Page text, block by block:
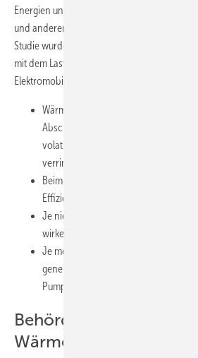
Energien und einer stromlastgeführten
und anderen Stromverbrauchern im
Studie wurden statische und dynamische
mit dem Lastverschiebepotenzial von
Elektromobilität verglichen. Erste Ergebnisse:
Wärmepumpen bieten ein begrenztes,
Abschaltpotenzial. Sie eignen sich
volatiler Stromeinspeisung aus
verringern und wirken dämpfend auf
Beim stromgeführten
Effizienzverlusten auf der Wärmeseite
Je niedriger der Energiebedarf eines
wirken sich die Effizienzverluste aus.
Je mehr Lastabschalt- und
generiert werden kann, desto
Pumpspeicher-Kraftwerken zur
Behörden behindern
Wärmepumpen